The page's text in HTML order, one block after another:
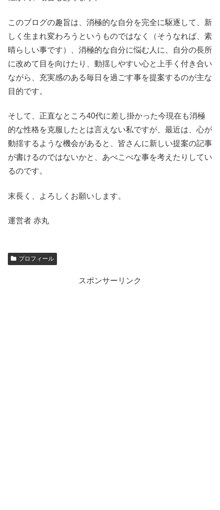
このブログの趣旨は、消極的な自分を完全に駆逐して、新
しく生まれ変わろうというものではなく（そうなれば、素
晴らしい事です）、消極的な自分に悩む人に、自分の長所
に改めて目を向けたり、動揺しやすい心と上手く付き合い
ながら、充実感のある毎日を過ごす事を提案するのが主な
目的です。
そして、正直なところ40代に差し掛かった今現在も消極
的な性格を克服したとは言えない私ですが、最近は、心が
動揺するような機会があると、皆さんに新しい提案の記事
が書けるのではないかと、あべこべな事を考えたりしてい
るのです。
末長く、よろしくお願いします。
運営者 赤丸
プロフィール
スポンサーリンク